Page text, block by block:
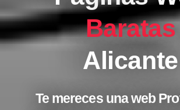
Baratas
Alicante
Te mereces una web